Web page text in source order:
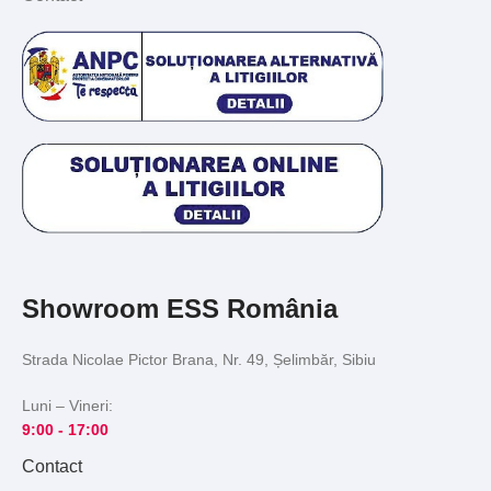
Showroom ESS România
Strada Nicolae Pictor Brana, Nr. 49, Șelimbăr, Sibiu
Luni – Vineri:
9:00 - 17:00
Contact